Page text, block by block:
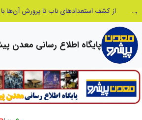
پایگاه اطلاع رسانی معدن